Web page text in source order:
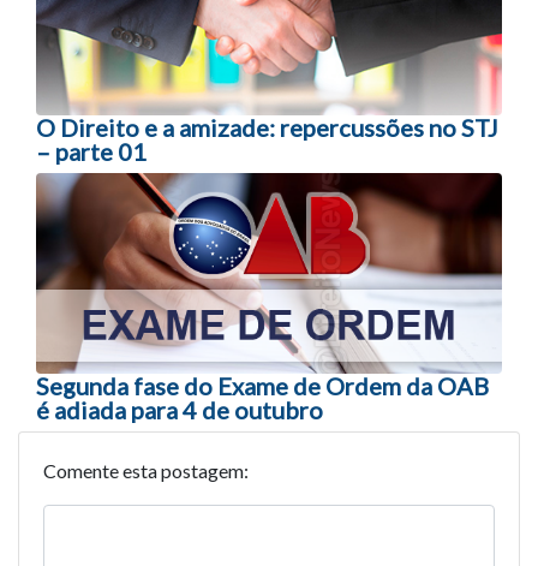
O Direito e a amizade: repercussões no STJ
– parte 01
Segunda fase do Exame de Ordem da OAB
é adiada para 4 de outubro
Comente esta postagem: